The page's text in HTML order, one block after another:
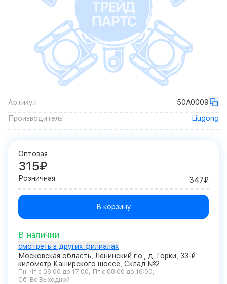
Артикул
50A0009
Производитель
Liugong
Оптовая
315₽
Розничная 347₽
В корзину
В наличии
смотреть в других филиалах
Московская область, Ленинский г.о., д. Горки, 33-й
километр Каширского шоссе, Склад №2
Пн-Чт с 08:00 до 17:00
Пт с 08:00 до 16:00
Сб-Вс Выходной